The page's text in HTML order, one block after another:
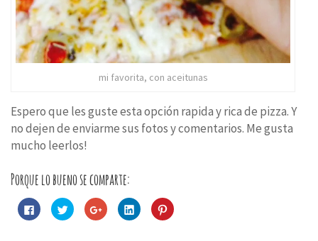
mi favorita, con aceitunas
Espero que les guste esta opción rapida y rica de pizza. Y
no dejen de enviarme sus fotos y comentarios. Me gusta
mucho leerlos!
Porque lo bueno se comparte:
Haz
clic
Haz
clic
Haz
clic
Haz
clic
Haz
clic